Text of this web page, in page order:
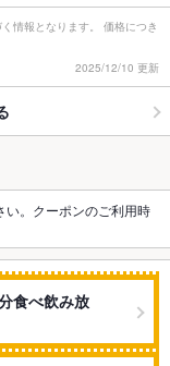
情報となります。 価格につき
2025/12/10 更新
い。クーポンのご利用時
食べ飲み放